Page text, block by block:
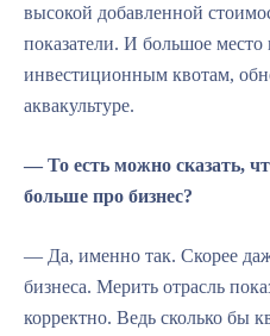
высокой добавленной
показатели. И большое место
инвестиционным квотам,
аквакультуре.
— То есть можно сказать,
больше про бизнес?
— Да, именно так. Скорее
бизнеса. Мерить отрасль
корректно. Ведь сколько бы